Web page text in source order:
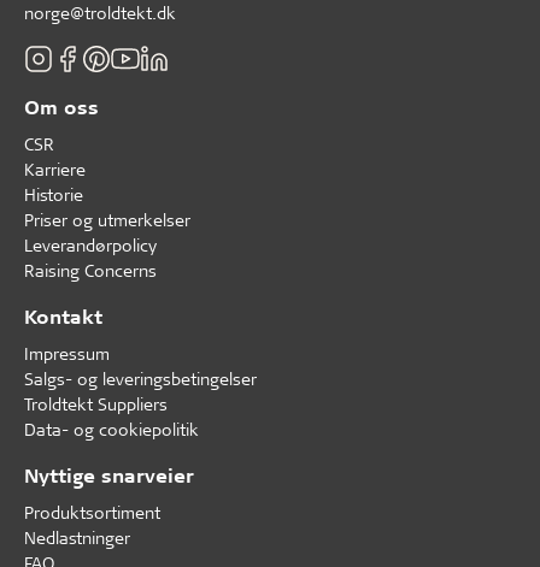
norge@troldtekt.dk
Om oss
CSR
Karriere
Historie
Priser og utmerkelser
Leverandørpolicy
Raising Concerns
Kontakt
Impressum
Salgs- og leveringsbetingelser
Troldtekt Suppliers
Data- og cookiepolitik
Nyttige snarveier
Produktsortiment
Nedlastninger